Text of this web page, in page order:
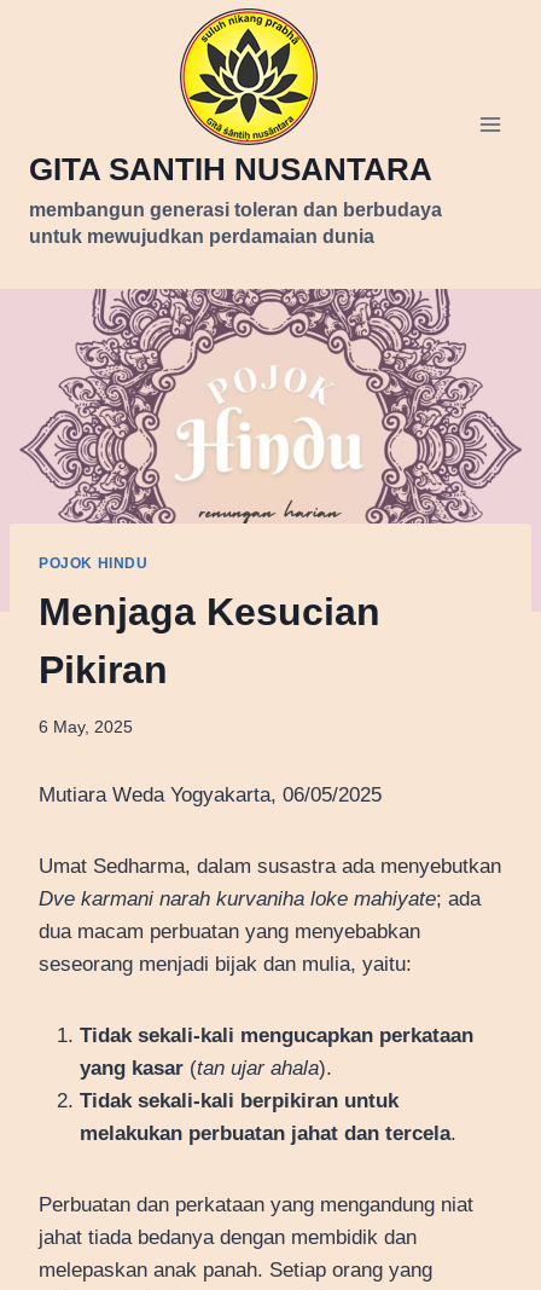
GITA SANTIH NUSANTARA
membangun generasi toleran dan berbudaya
untuk mewujudkan perdamaian dunia
POJOK HINDU
Menjaga Kesucian
Pikiran
6 May, 2025
Mutiara Weda Yogyakarta, 06/05/2025
Umat Sedharma, dalam susastra ada menyebutkan
Dve karmani narah kurvaniha loke mahiyate; ada
dua macam perbuatan yang menyebabkan
seseorang menjadi bijak dan mulia, yaitu:
Tidak sekali-kali mengucapkan perkataan
yang kasar (tan ujar ahala).
Tidak sekali-kali berpikiran untuk
melakukan perbuatan jahat dan tercela.
Perbuatan dan perkataan yang mengandung niat
jahat tiada bedanya dengan membidik dan
melepaskan anak panah. Setiap orang yang